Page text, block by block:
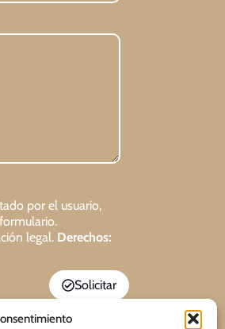
por el usuario,
legal. Derechos:
Solicitar